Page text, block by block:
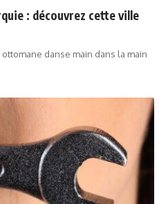
: découvrez cette ville
danse main dans la main